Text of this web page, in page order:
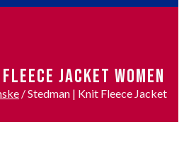
JACKET WOMEN
/ Stedman | Knit Fleece Jacket